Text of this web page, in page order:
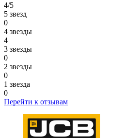
4/5
5 звезд
0
4 звезды
4
3 звезды
0
2 звезды
0
1 звезда
0
Перейти к отзывам